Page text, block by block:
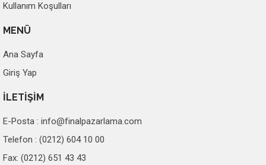
Kullanım Koşulları
MENÜ
Ana Sayfa
Giriş Yap
İLETİŞİM
E-Posta : info@finalpazarlama.com
Telefon : (0212) 604 10 00
Fax: (0212) 651 43 43